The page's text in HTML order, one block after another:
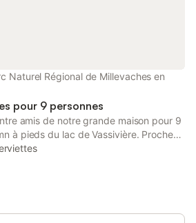
Naturel Régional de Millevaches en
pour 9 personnes
amis de notre grande maison pour 9
à pieds du lac de Vassivière. Proche
vous trouverez, restaurants, paillotte
vélo, pédalo, kayak, activités
et sentiers de randonnées tout au